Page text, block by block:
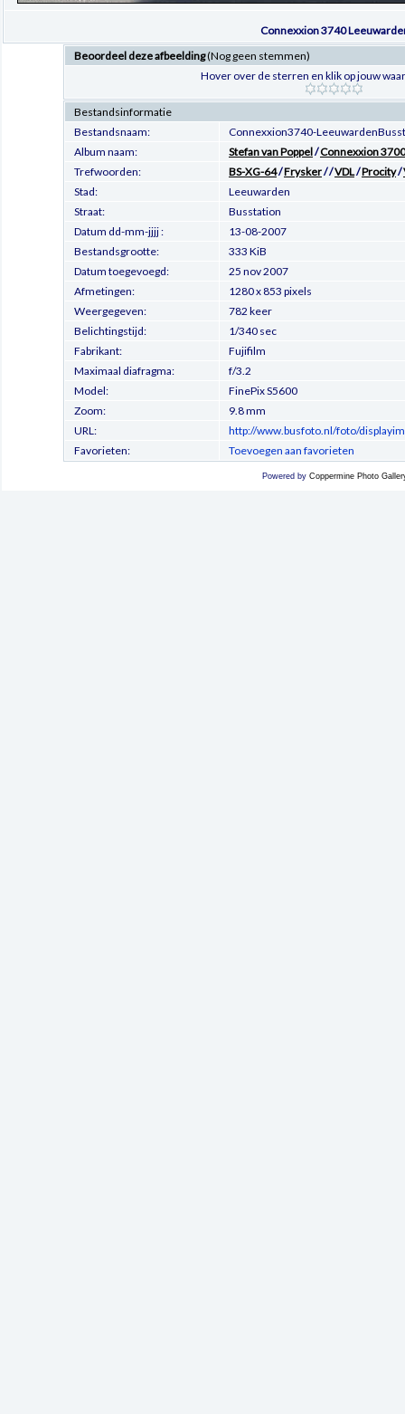
Connexxion 3740
Beoordeel deze afbeelding(Nog geen stemmen)
Hover over de sterren en klik op jouw
Bestandsinformatie
Bestandsnaam:
Connexxion3740-
Album naam:
Stefan van Poppel/Connexxion
Trefwoorden:
BS-XG-64/Frysker//VDL/Procity/
Stad:
Leeuwarden
Straat:
Busstation
Datum dd-mm-jjjj :
13-08-2007
Bestandsgrootte:
333 KiB
Datum toegevoegd:
25 nov 2007
Afmetingen:
1280 x 853 pixels
Weergegeven:
782 keer
Belichtingstijd:
1/340 sec
Fabrikant:
Fujifilm
Maximaal diafragma:
f/3.2
Model:
FinePix S5600
Zoom:
9.8 mm
URL:
http://www.busfoto.nl/foto/
Favorieten:
Toevoegen aan favorieten
Powered by Coppermine Photo